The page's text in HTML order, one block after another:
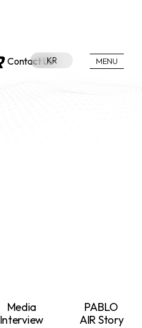
KR MENU
Contact Us
Media
Interview
PABLO
AIR Story